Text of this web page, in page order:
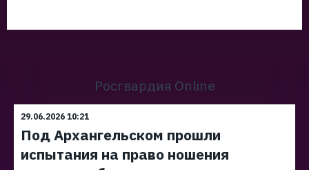
Росгвардия Online
29.06.2026 10:21
Под Архангельском прошли
испытания на право ношения